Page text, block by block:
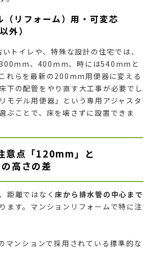
リフォーム）用・可変芯
外）
トイレや、特殊な設計の住宅では、
、400mm、時には540mmと
れらを最新の200mm用便器に変える
下の配管をやり直す大工事が必要でし
モデル用便器」という専用アジャスタ
ぶことで、床を壊さずに設置できま
意点「120mm」と
高さの差
距離ではなく床から排水管の中心まで
ます。マンションリフォームで特に注
マンションで採用されている標準的な